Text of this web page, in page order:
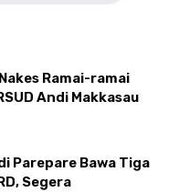
Ramai-ramai
Andi Makkasau
Parepare Bawa Tiga
Segera